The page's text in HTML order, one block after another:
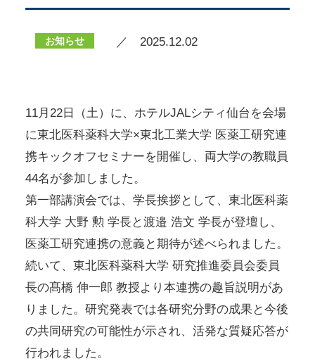
お知らせ ／ 2025.12.02
11月22日（土）に、ホテルJALシティ仙台を会場
に東北医科薬科大学×東北工業大学 医薬工研究連
携キックオフセミナーを開催し、両大学の教職員
44名が参加しました。
第一部講演会では、学長挨拶として、東北医科薬
科大学 大野 勲 学長と渡邉 浩文 学長が登壇し、
医薬工研究連携の意義と期待が述べられました。
続いて、東北医科薬科大学 研究推進委員会委員
長の髙橋 伸一郎 教授より本連携の趣旨説明があ
りました。研究発表では各研究分野の成果と今後
の共同研究の可能性が示され、活発な質疑応答が
行われました。